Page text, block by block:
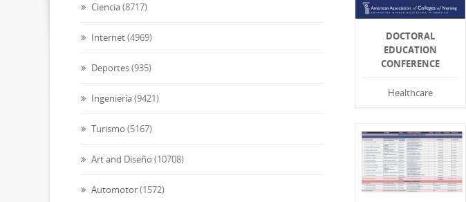
Ciencia(8717)
Internet(4969)
Deportes(935)
Ingeniería(9421)
Turismo (5167)
Art and Diseño (10708)
Automotor(1572)
DOCTORAL
EDUCATION
CONFERENCE
Healthcare